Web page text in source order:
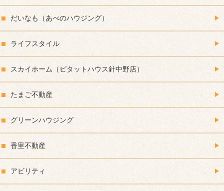
だいなも（あべのハウジング）
ライフスタイル
スカイホーム（ピタットハウス針中野店）
たまご不動産
グリーンハウジング
香里不動産
アビリティ